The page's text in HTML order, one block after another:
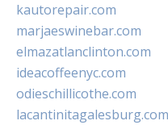
kautorepair.com
marjaeswinebar.com
elmazatlanclinton.com
ideacoffeenyc.com
odieschillicothe.com
lacantinitagalesburg.com